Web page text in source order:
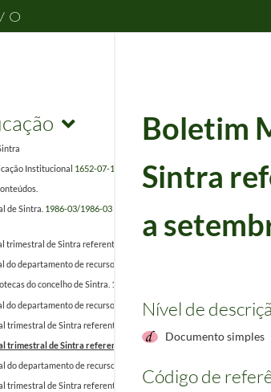
Institucional 1652-07-14/1929
de Sintra. 1986-03/1986-03
trimestral de Sintra referente aos meses de outubro a dezembro de
do departamento de recursos humanos referente ao mês de dezembro
do concelho de Sintra. 1998/1998
do departamento de recursos humanos referente ao mês de setembro
trimestral de Sintra referente aos meses de abril a junho de 1999.
trimestral de Sintra referente aos meses de agosto a setembro de
do departamento de recursos humanos referente ao mês de
trimestral de Sintra referente aos meses de janeiro a março de 2001.
Boletim
Sintra
a
Nível de
Documento simples
Código de